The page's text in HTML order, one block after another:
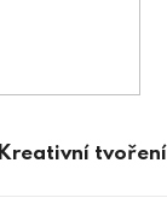
Kreativní tvoření